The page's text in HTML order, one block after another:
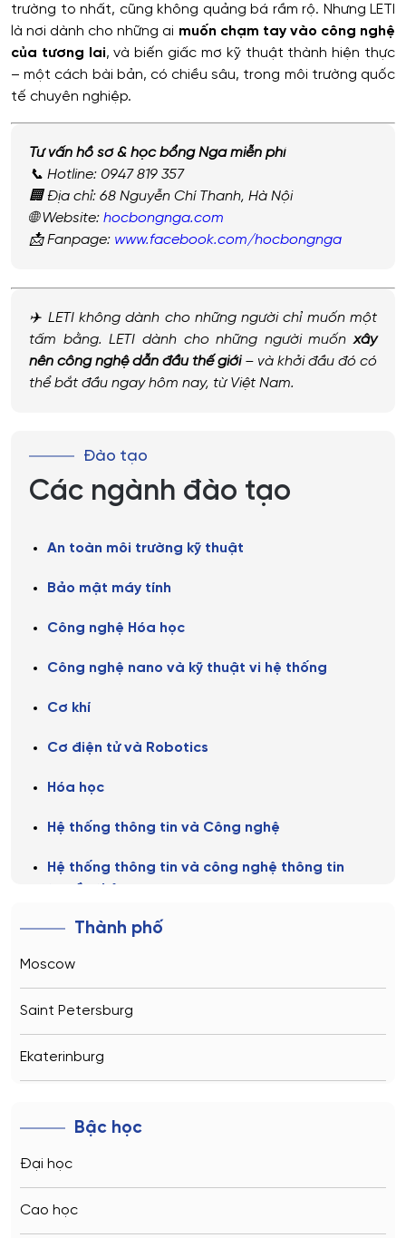
trường to nhất, cũng không quảng bá rầm rộ. Nhưng LETI
là nơi dành cho những ai muốn chạm tay vào công nghệ
của tương lai, và biến giấc mơ kỹ thuật thành hiện thực
– một cách bài bản, có chiều sâu, trong môi trường quốc
tế chuyên nghiệp.
Tư vấn hồ sơ & học bổng Nga miễn phí
📞 Hotline: 0947 819 357
🏢 Địa chỉ: 68 Nguyễn Chí Thanh, Hà Nội
🌐 Website: hocbongnga.com
📩 Fanpage: www.facebook.com/hocbongnga
✈️ LETI không dành cho những người chỉ muốn một
tấm bằng. LETI dành cho những người muốnxây
nên công nghệ dẫn đầu thế giới– và khởi đầu đó có
thể bắt đầu ngay hôm nay, từ Việt Nam.
Đào tạo
Các ngành đào tạo
An toàn môi trường kỹ thuật
Bảo mật máy tính
Công nghệ Hóa học
Công nghệ nano và kỹ thuật vi hệ thống
Cơ khí
Cơ điện tử và Robotics
Hóa học
Hệ thống thông tin và Công nghệ
Hệ thống thông tin và công nghệ thông tin
truyền thông
Hệ thống và công nghệ sinh học kỹ thuật
Hệ thống và tổ hợp vô tuyến điện tử
Khoa học chính trị
Khoa học và công nghệ vật liệu
Kỹ thuật phần mềm
Luyện kim
Ngôn ngữ học
Thành phố
Moscow
Saint Petersburg
Ekaterinburg
Bậc học
Đại học
Cao học